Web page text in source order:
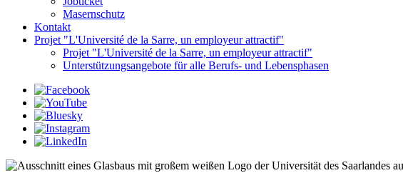
Masernschutz
Kontakt
Projet "L'Université de la Sarre, un employeur attractif"
Projet "L'Université de la Sarre, un employeur attractif"
Unterstützungsangebote für alle Berufs- und Lebensphasen